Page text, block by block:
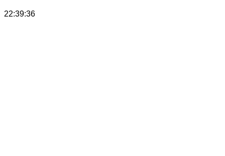
22:39:36